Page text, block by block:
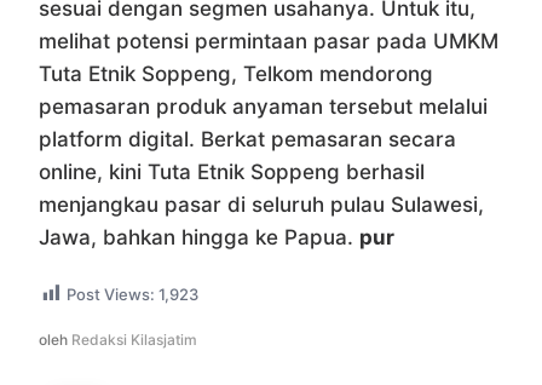
sesuai dengan segmen usahanya. Untuk itu,
melihat potensi permintaan pasar pada UMKM
Tuta Etnik Soppeng, Telkom mendorong
pemasaran produk anyaman tersebut melalui
platform digital. Berkat pemasaran secara
online, kini Tuta Etnik Soppeng berhasil
menjangkau pasar di seluruh pulau Sulawesi,
Jawa, bahkan hingga ke Papua. pur
Post Views: 1,923
oleh Redaksi Kilasjatim